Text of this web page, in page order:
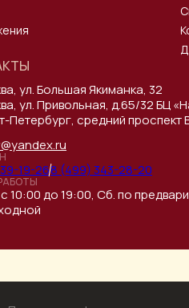
ул. Большая Якиманка, 32
ул. Привольная, д.65/32 БЦ
Петербург, средний проспект
19-268 (499) 343-28-20
10:00 до 19:00, Сб. по